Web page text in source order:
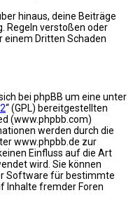
hinaus, deine Beiträge
Regeln verstoßen oder
einem Dritten Schaden
bei phpBB um eine unter
“ (GPL) bereitgestellten
(www.phpbb.com)
werden durch die
www.phpbb.de zur
Einfluss auf die Art
wird. Sie können
Software für bestimmte
Inhalte fremder Foren